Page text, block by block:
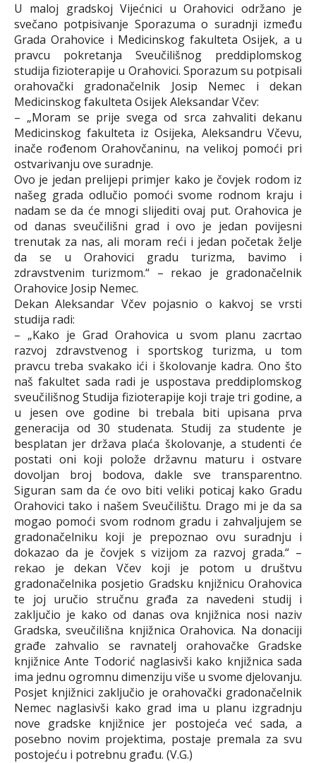
U maloj gradskoj Vijećnici u Orahovici održano je
svečano potpisivanje Sporazuma o suradnji između
Grada Orahovice i Medicinskog fakulteta Osijek, a u
pravcu pokretanja Sveučilišnog preddiplomskog
studija fizioterapije u Orahovici. Sporazum su potpisali
orahovački gradonačelnik Josip Nemec i dekan
Medicinskog fakulteta Osijek Aleksandar Včev:
– „Moram se prije svega od srca zahvaliti dekanu
Medicinskog fakulteta iz Osijeka, Aleksandru Včevu,
inače rođenom Orahovčaninu, na velikoj pomoći pri
ostvarivanju ove suradnje.
Ovo je jedan prelijepi primjer kako je čovjek rodom iz
našeg grada odlučio pomoći svome rodnom kraju i
nadam se da će mnogi slijediti ovaj put. Orahovica je
od danas sveučilišni grad i ovo je jedan povijesni
trenutak za nas, ali moram reći i jedan početak želje
da se u Orahovici gradu turizma, bavimo i
zdravstvenim turizmom.“ – rekao je gradonačelnik
Orahovice Josip Nemec.
Dekan Aleksandar Včev pojasnio o kakvoj se vrsti
studija radi:
– „Kako je Grad Orahovica u svom planu zacrtao
razvoj zdravstvenog i sportskog turizma, u tom
pravcu treba svakako ići i školovanje kadra. Ono što
naš fakultet sada radi je uspostava preddiplomskog
sveučilišnog Studija fizioterapije koji traje tri godine, a
u jesen ove godine bi trebala biti upisana prva
generacija od 30 studenata. Studij za studente je
besplatan jer država plaća školovanje, a studenti će
postati oni koji polože državnu maturu i ostvare
dovoljan broj bodova, dakle sve transparentno.
Siguran sam da će ovo biti veliki poticaj kako Gradu
Orahovici tako i našem Sveučilištu. Drago mi je da sa
mogao pomoći svom rodnom gradu i zahvaljujem se
gradonačelniku koji je prepoznao ovu suradnju i
dokazao da je čovjek s vizijom za razvoj grada.“ –
rekao je dekan Včev koji je potom u društvu
gradonačelnika posjetio Gradsku knjižnicu Orahovica
te joj uručio stručnu građa za navedeni studij i
zaključio je kako od danas ova knjižnica nosi naziv
Gradska, sveučilišna knjižnica Orahovica. Na donaciji
građe zahvalio se ravnatelj orahovačke Gradske
knjižnice Ante Todorić naglasivši kako knjižnica sada
ima jednu ogromnu dimenziju više u svome djelovanju.
Posjet knjižnici zaključio je orahovački gradonačelnik
Nemec naglasivši kako grad ima u planu izgradnju
nove gradske knjižnice jer postojeća već sada, a
posebno novim projektima, postaje premala za svu
postojeću i potrebnu građu. (V.G.)